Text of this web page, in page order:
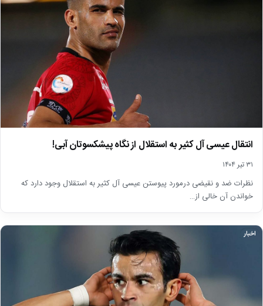
انتقال عیسی آل کثیر به استقلال از نگاه پیشکسوتان آبی!
۳۱ تیر ۱۴۰۴
نظرات ضد و نقیضی درمورد پیوستن عیسی آل کثیر به استقلال وجود دارد که
خواندن آن خالی از…
اخبار